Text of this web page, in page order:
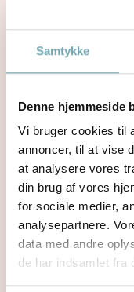
Samtykke
Denne hjemmeside
Vi bruger cookies til
annoncer, til at vise
at analysere vores
din brug af vores
for sociale medier,
analysepartnere.
data med andre
de har indsamlet fra
#1 bestseller
"What the
TED❌
Success My
Har arbejdet
coach i de sidste
Hjælper alt fra
over hele
og hvordan de
Forfatter til 4
dyr og børn &
Medforfatter til
Life Vol. III" - #1
Kendt som